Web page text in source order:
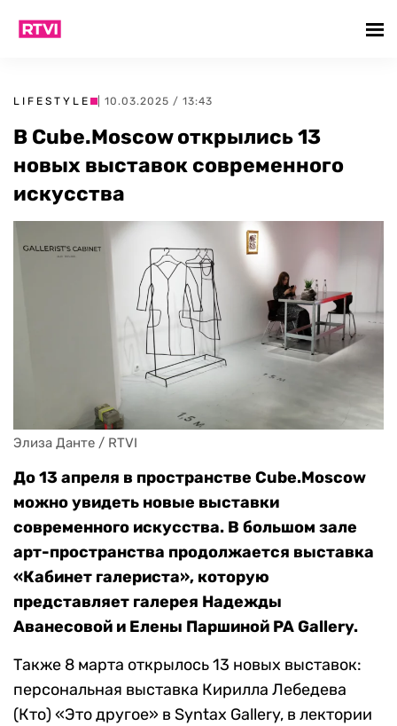
LIFESTYLE | 10.03.2025 / 13:43
В Cube.Moscow открылись 13
новых выставок современного
искусства
Элиза Данте / RTVI
До 13 апреля в пространстве Cube.Moscow
можно увидеть новые выставки
современного искусства. В большом зале
арт-пространства продолжается выставка
«Кабинет галериста», которую
представляет галерея Надежды
Аванесовой и Елены Паршиной PA Gallery.
Также 8 марта открылось 13 новых выставок:
персональная выставка Кирилла Лебедева
(Кто) «Это другое» в Syntax Gallery, в лектории